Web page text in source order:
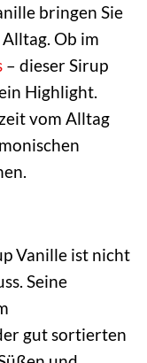
bringen Sie
Ob im
– dieser Sirup
Highlight.
vom Alltag
Vanille ist nicht
Seine
gut sortierten